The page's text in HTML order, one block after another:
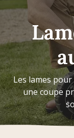
Les lames
une coupe